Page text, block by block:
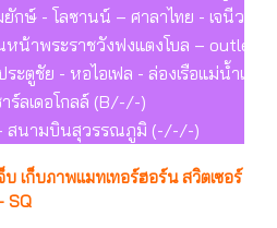
ยักษ์ - โลซานน์ – ศาลาไทย - เจนีวา
หน้าพระราชวังฟงแตงโบล –
ระตูชัย - หอไอเฟล - ล่องเรือแม่น้ำแ
ร์ลเดอโกลล์ (B/-/-)
สนามบินสุวรรณภูมิ (-/-/-)
บ เก็บภาพแมทเทอร์ฮอร์น สวิตเซอร์
SQ